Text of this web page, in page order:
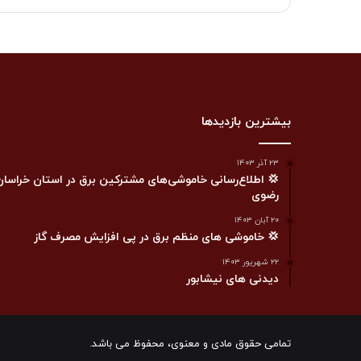
بیشترین بازدیدها
۲۳ آذر ۱۴۰۳
💢 اطلاع‌رسانی خاموشی‌های مشترکین برق در استان
رضوی
۲۰ آبان ۱۴۰۳
💢 خاموشی های منظم برق در پی افزایش مصرف گاز
۲۲ شهریور ۱۴۰۳
دیدنی های نیشابور
تمامی حقوق مادی و معنوی، محفوظ می باشد.